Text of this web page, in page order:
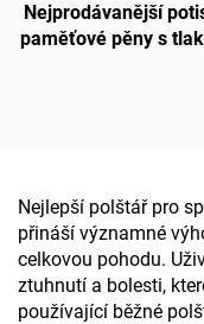
Nejprodávanější
paměťové pěny s
Nejlepší polštář pro
přináší významné
celkovou pohodu.
ztuhnutí a bolesti,
používající běžné